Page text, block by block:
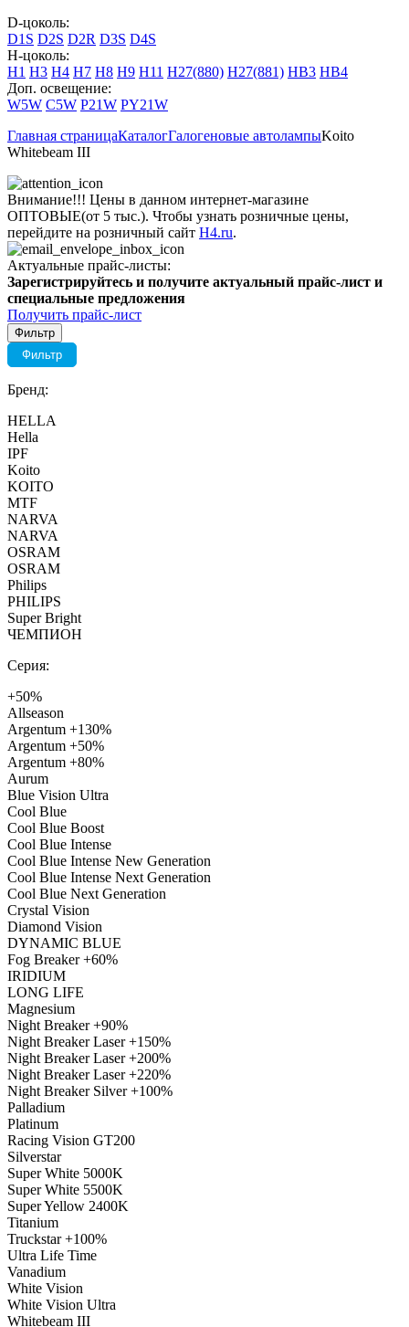
D-цоколь:
D1S D2S D2R D3S D4S
H-цоколь:
H1 H3 H4 H7 H8 H9 H11 H27(880) H27(881) HB3 HB4
Доп. освещение:
W5W C5W P21W PY21W
Главная страницаКаталогГалогеновые автолампыKoito
Whitebeam III
Внимание!!! Цены в данном интернет-магазине
ОПТОВЫЕ(от 5 тыс.). Чтобы узнать розничные цены,
перейдите на розничный сайт H4.ru.
Актуальные прайс-листы:
Зарегистрируйтесь и получите актуальный прайс-лист и
специальные предложения
Получить прайс-лист
Фильтр
Фильтр
Бренд:
HELLA
Hella
IPF
Koito
KOITO
MTF
NARVA
NARVA
OSRAM
OSRAM
Philips
PHILIPS
Super Bright
ЧЕМПИОН
Серия:
+50%
Allseason
Argentum +130%
Argentum +50%
Argentum +80%
Aurum
Blue Vision Ultra
Cool Blue
Cool Blue Boost
Cool Blue Intense
Cool Blue Intense New Generation
Cool Blue Intense Next Generation
Cool Blue Next Generation
Crystal Vision
Diamond Vision
DYNAMIC BLUE
Fog Breaker +60%
IRIDIUM
LONG LIFE
Magnesium
Night Breaker +90%
Night Breaker Laser +150%
Night Breaker Laser +200%
Night Breaker Laser +220%
Night Breaker Silver +100%
Palladium
Platinum
Racing Vision GT200
Silverstar
Super White 5000K
Super White 5500K
Super Yellow 2400K
Titanium
Truckstar +100%
Ultra Life Time
Vanadium
White Vision
White Vision Ultra
Whitebeam III